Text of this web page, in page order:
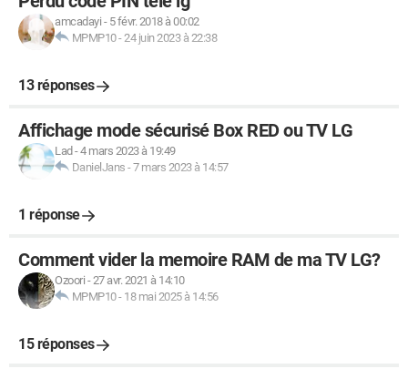
amcadayi - 5 févr. 2018 à 00:02
MPMP10-24 juin 2023 à 22:38
13 réponses
Affichage mode sécurisé Box RED ou TV LG
Lad -4 mars 2023 à 19:49
DanielJans -7 mars 2023 à 14:57
1 réponse
Comment vider la memoire RAM de ma TV LG?
Ozoori -27 avr. 2021 à 14:10
MPMP10- 18 mai 2025 à 14:56
15 réponses